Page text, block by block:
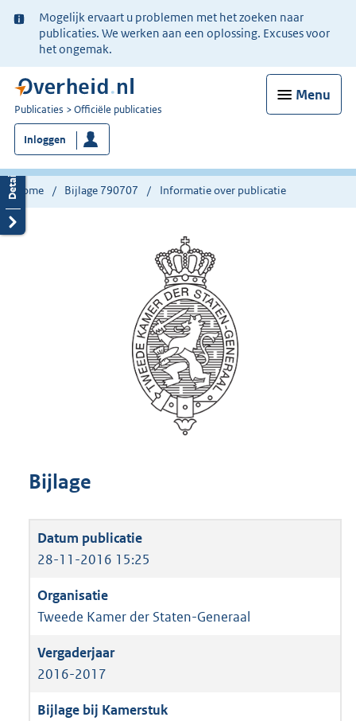
Ter
informatie:
Mogelijk ervaart u problemen met het zoeken naar
publicaties. We werken aan een oplossing. Excuses voor
het ongemak.
Menu
U
bent
nu
hier:
Publicaties Officiële publicaties
Inloggen
Home Bijlage 790707 Informatie over publicatie
Bijlage
28-11-2016 15:25
Tweede Kamer der Staten-Generaal
2016-2017